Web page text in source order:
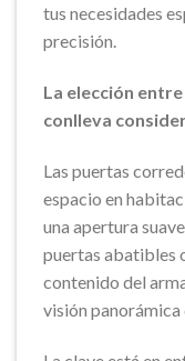
tus necesidades
precisión.
La elección
conlleva
Las puertas
espacio en
una apertura
puertas abatibles
contenido del
visión panorámica